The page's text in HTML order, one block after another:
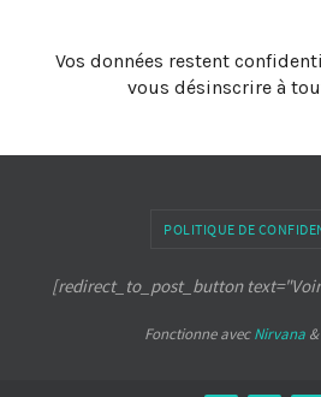
Vos données restent
vous désinscrire à
POLITIQUE DE
[redirect_to_post_button
Fonctionne avecNirvana &